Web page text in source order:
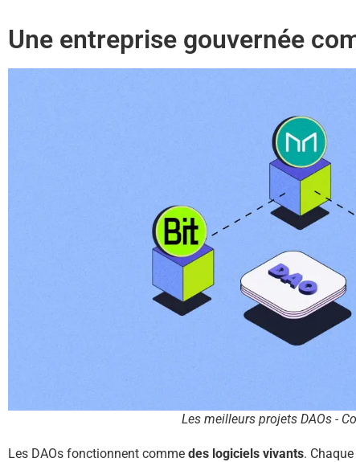
Une entreprise gouvernée
Les meilleurs projets DAOs -
Les DAOs fonctionnent comme des logiciels vivants.